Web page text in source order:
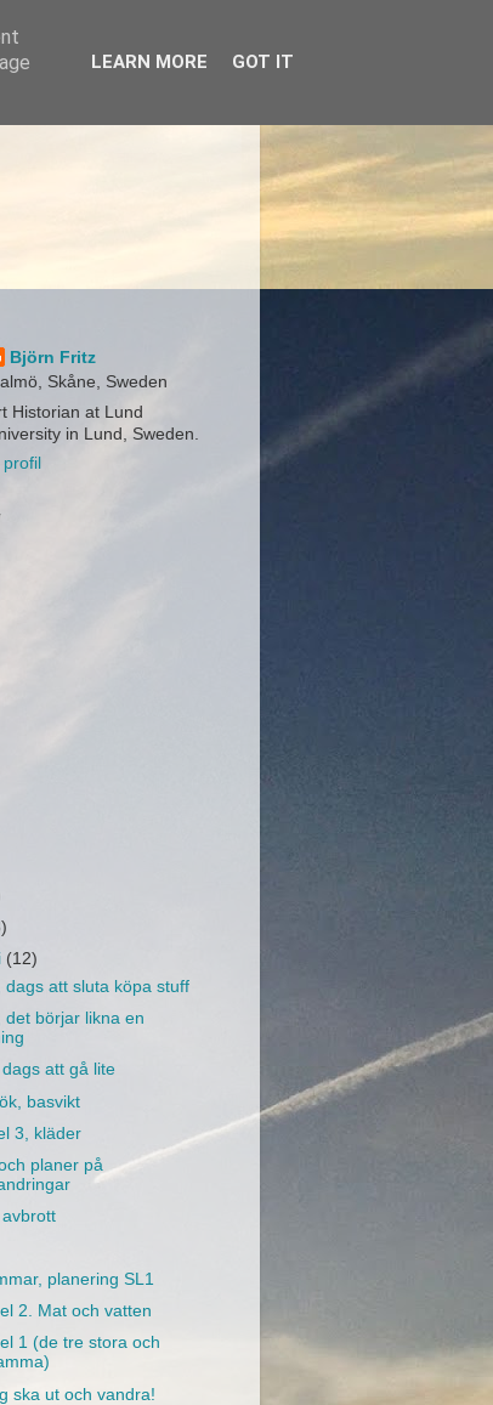
Björn Fritz
Skåne, Sweden
Historian at Lund
in Lund, Sweden.
(12)
dags att sluta köpa stuff
det börjar likna en
att gå lite
basvikt
3, kläder
planer på
planering SL1
2. Mat och vatten
1 (de tre stora och
ska ut och vandra!
LEARN MORE GOT IT